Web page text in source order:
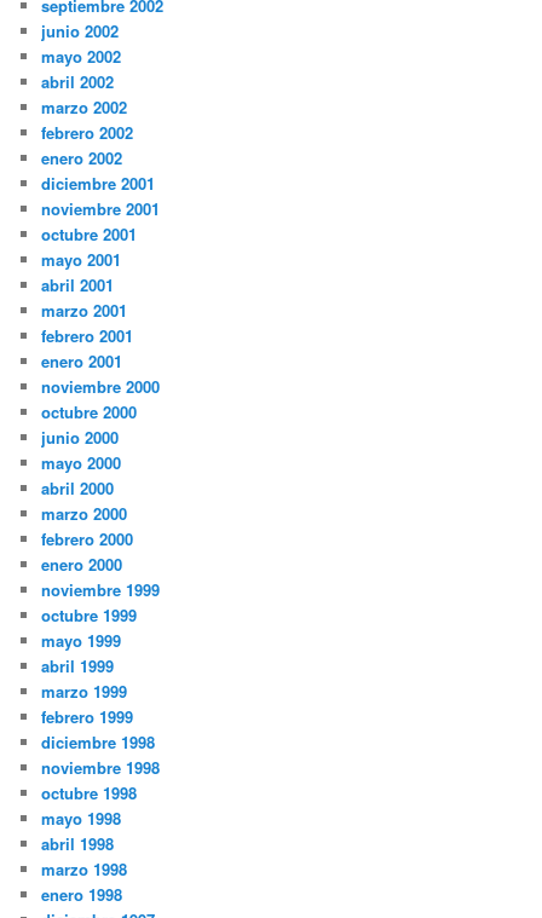
septiembre 2002
junio 2002
mayo 2002
abril 2002
marzo 2002
febrero 2002
enero 2002
diciembre 2001
noviembre 2001
octubre 2001
mayo 2001
abril 2001
marzo 2001
febrero 2001
enero 2001
noviembre 2000
octubre 2000
junio 2000
mayo 2000
abril 2000
marzo 2000
febrero 2000
enero 2000
noviembre 1999
octubre 1999
mayo 1999
abril 1999
marzo 1999
febrero 1999
diciembre 1998
noviembre 1998
octubre 1998
mayo 1998
abril 1998
marzo 1998
enero 1998